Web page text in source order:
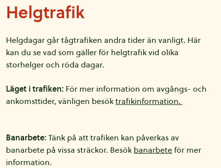
Helgtrafik
Helgdagar går tågtrafiken andra tider än vanligt. Här
kan du se vad som gäller för helgtrafik vid olika
storhelger och röda dagar.
Läget i trafiken: För mer information om avgångs- och
ankomsttider, vänligen besöktrafikinformation.
Banarbete: Tänk på att trafiken kan påverkas av
banarbete på vissa sträckor. Besök banarbeteför mer
information.